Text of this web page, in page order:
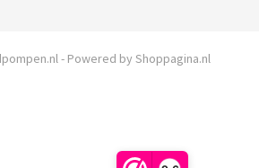
- Powered by Shoppagina.nl